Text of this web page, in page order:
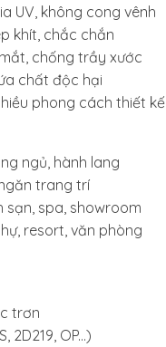
UV, không cong vênh
khít, chắc chắn
chống trầy xước
chất độc hại
phong cách thiết kế
ngủ, hành lang
trang trí
sạn, spa, showroom
resort, văn phòng
trơn
2D219, OP...)